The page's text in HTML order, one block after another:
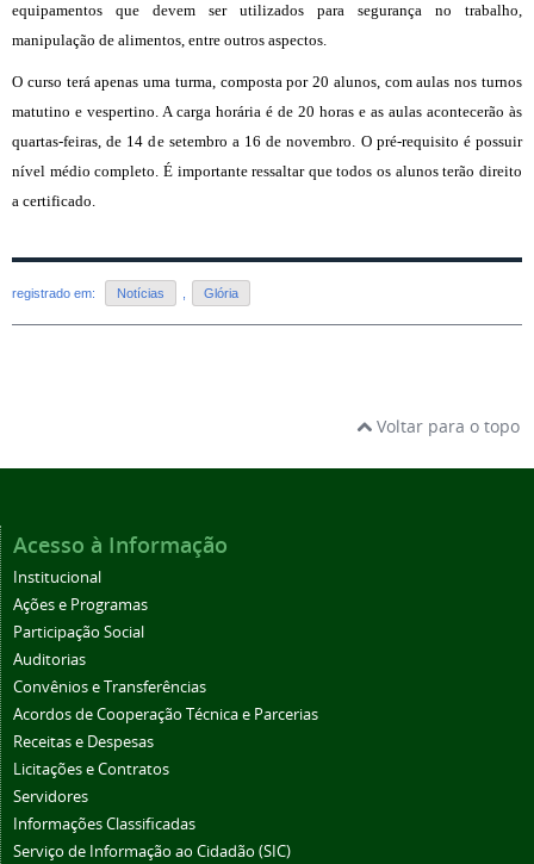
equipamentos que devem ser utilizados para segurança no trabalho,
manipulação de alimentos, entre outros aspectos.
O curso terá apenas uma turma, composta por 20 alunos, com aulas nos turnos
matutino e vespertino. A carga horária é de 20 horas e as aulas acontecerão às
quartas-feiras, de 14 de setembro a 16 de novembro. O pré-requisito é possuir
nível médio completo. É importante ressaltar que todos os alunos terão direito
a certificado.
registrado em: Notícias Glória
Voltar para o topo
Acesso à Informação
Institucional
Ações e Programas
Participação Social
Auditorias
Convênios e Transferências
Acordos de Cooperação Técnica e Parcerias
Receitas e Despesas
Licitações e Contratos
Servidores
Informações Classificadas
Serviço de Informação ao Cidadão (SIC)